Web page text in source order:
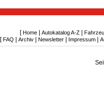
[ Home Autokatalog A-Z
[ FAQ Archiv| Newsletter| Impressum|